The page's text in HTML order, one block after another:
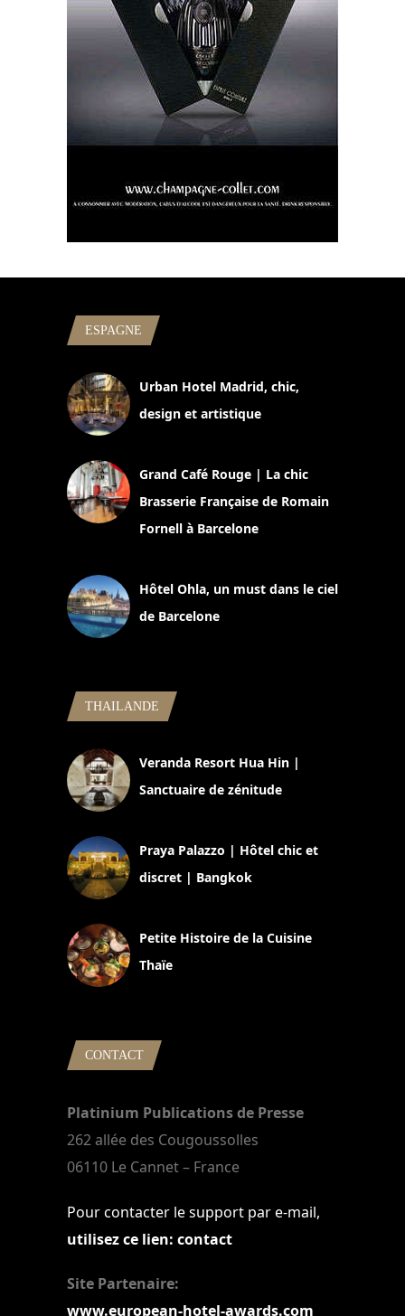
ESPAGNE
Urban Hotel Madrid, chic,
design et artistique
Grand Café Rouge | La chic
Brasserie Française de Romain
Fornell à Barcelone
Hôtel Ohla, un must dans le ciel
de Barcelone
THAILANDE
Veranda Resort Hua Hin |
Sanctuaire de zénitude
Praya Palazzo | Hôtel chic et
discret | Bangkok
Petite Histoire de la Cuisine
Thaïe
CONTACT
Platinium Publications de Presse
262 allée des Cougoussolles
06110 Le Cannet – France
Pour contacter le support par e-mail,
utilisez ce lien: contact
Site Partenaire:
www.european-hotel-awards.com